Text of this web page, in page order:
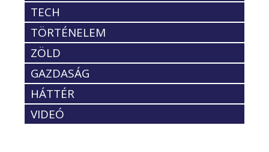
TECH
TÖRTÉNELEM
ZÖLD
GAZDASÁG
HÁTTÉR
VIDEÓ